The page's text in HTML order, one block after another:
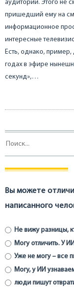
аудитории. Этого не
пришедший ему на
информационное
интересные
Есть, однако, пример,
годах в эфире
секунд»,…
Вы можете
написанного
Не вижу разницы,
Могу отличить. У
Уже не могу – все
Могу, у ИИ
люди пишут